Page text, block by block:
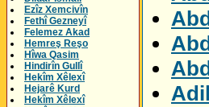
Ezîz Xemcivîn
Fethî Gezneyî
Felemez Akad
Hemreş Reşo
Hîwa Qasim
Hindirîn Gullî
Hekîm Xêlexî
Hejarê Kurd
Hekîm Xêlexî